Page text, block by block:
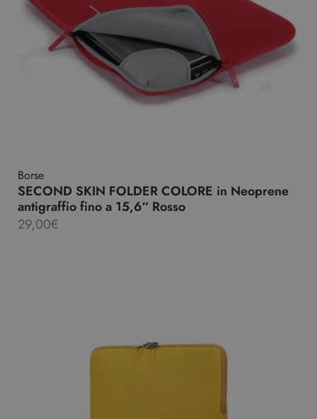
Borse
SECOND SKIN FOLDER COLORE in Neoprene
antigraffio fino a 15,6″ Rosso
29,00€